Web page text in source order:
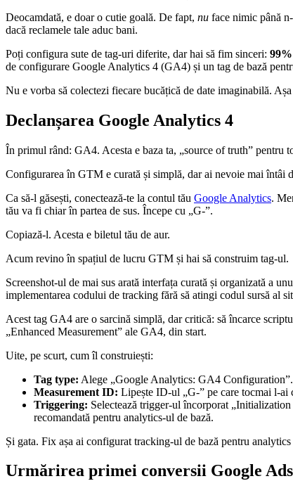
Deocamdată, e doar o cutie goală. De fapt, nu face nimic până
dacă reclamele tale aduc bani.
Poți configura sute de tag-uri diferite, dar hai să fim sinceri:
de configurare Google Analytics 4 (GA4) și un tag de bază
Nu e vorba să colectezi fiecare bucățică de date imaginabilă.
Declanșarea Google Analytics 4
În primul rând: GA4. Acesta e baza ta, „source of truth” pentru
Configurarea în GTM e curată și simplă, dar ai nevoie mai întâi
Ca să-l găsești, conectează-te la contul tău Google Analytics.
tău va fi chiar în partea de sus. Începe cu „G-”.
Copiază-l. Acesta e biletul tău de aur.
Acum revino în spațiul de lucru GTM și hai să construim tag-ul.
Screenshot-ul de mai sus arată interfața curată și organizată a
implementarea codului de tracking fără să atingi codul sursă al
Acest tag GA4 are o sarcină simplă, dar critică: să încarce
„Enhanced Measurement” ale GA4, din start.
Uite, pe scurt, cum îl construiești:
Tag type: Alege „Google Analytics: GA4
Measurement ID: Lipește ID-ul „G-” pe care tocmai l-
Triggering: Selectează trigger-ul încorporat
recomandată pentru analytics-ul de bază.
Și gata. Fix așa ai configurat tracking-ul de bază pentru
Urmărirea primei conversii Google Ads